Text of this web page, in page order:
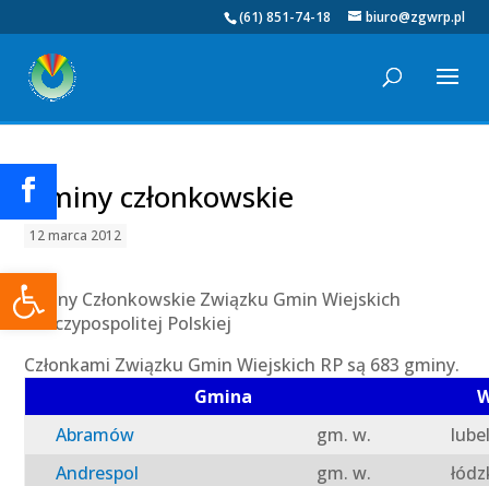
Otwórz pasek narzędzi
(61) 851-74-18 biuro@zgwrp.pl
Gminy członkowskie
12 marca 2012
Gminy Członkowskie Związku Gmin Wiejskich
Rzeczypospolitej Polskiej
Członkami Związku Gmin Wiejskich RP są 683 gminy.
Gmina
Abramów
gm. w.
Andrespol
gm. w.